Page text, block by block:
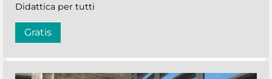
Didattica per tutti
Gratis